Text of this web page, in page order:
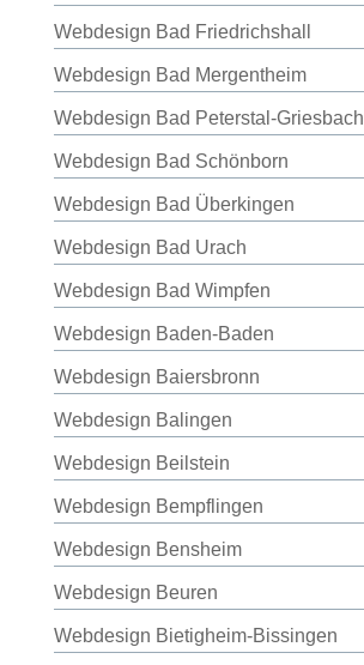
Webdesign Bad Friedrichshall
Webdesign Bad Mergentheim
Webdesign Bad Peterstal-Griesbach
Webdesign Bad Schönborn
Webdesign Bad Überkingen
Webdesign Bad Urach
Webdesign Bad Wimpfen
Webdesign Baden-Baden
Webdesign Baiersbronn
Webdesign Balingen
Webdesign Beilstein
Webdesign Bempflingen
Webdesign Bensheim
Webdesign Beuren
Webdesign Bietigheim-Bissingen